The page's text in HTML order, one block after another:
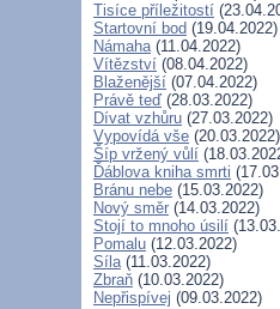
Tisíce příležitostí
Startovní bod (19.04.2022)
Námaha(11.04.2022)
Vítězství (08.04.2022)
Blaženější (07.04.2022)
Právě teď (28.03.2022)
Dívat vzhůru (27.03.2022)
Vypovídá vše (20.03.2022)
Šíp vržený vůlí
Ďáblova kniha smrti
Bránu nebe (15.03.2022)
Nový směr (14.03.2022)
Stojí to mnoho úsilí
Pomalu (12.03.2022)
Síla(11.03.2022)
Zbraň (10.03.2022)
Nepřispívej (09.03.2022)